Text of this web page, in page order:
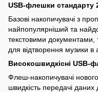
USB-флешки стандарту
Базові накопичувачі з
найпопулярніший та
текстовими документами,
для відтворення музики в
Високошвидкісні USB-
Флеш-накопичувачі
швидкість передачі